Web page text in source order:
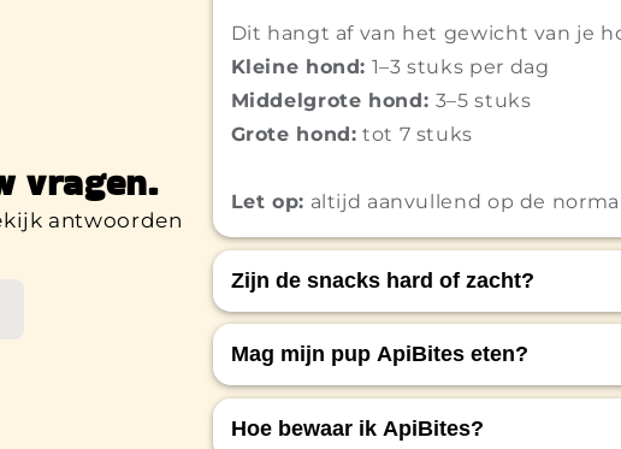
Dit hangt af van het gewicht van je
Kleine hond: 1–3 stuks per dag
Middelgrote hond: 3–5 stuks
Grote hond: tot 7 stuks
Let op: altijd aanvullend op de
Zijn de snacks hard of zacht?
ApiBites zijn zacht van structuur en
pups, oudere honden of honden met
Mag mijn pup ApiBites eten?
Ja, ApiBites zijn geschikt voor pups
hoeveelheden gegeven.
Hoe bewaar ik ApiBites?
vragen.
antwoorden